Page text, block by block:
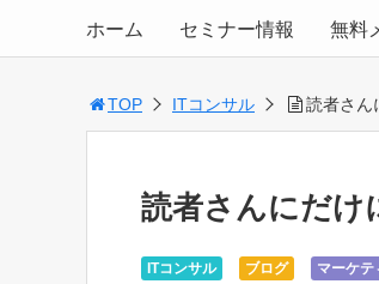
ホーム セミナー情報 無料
TOP ITコンサル 読者さん
読者さんにだけ
ITコンサル ブログ マーケテ